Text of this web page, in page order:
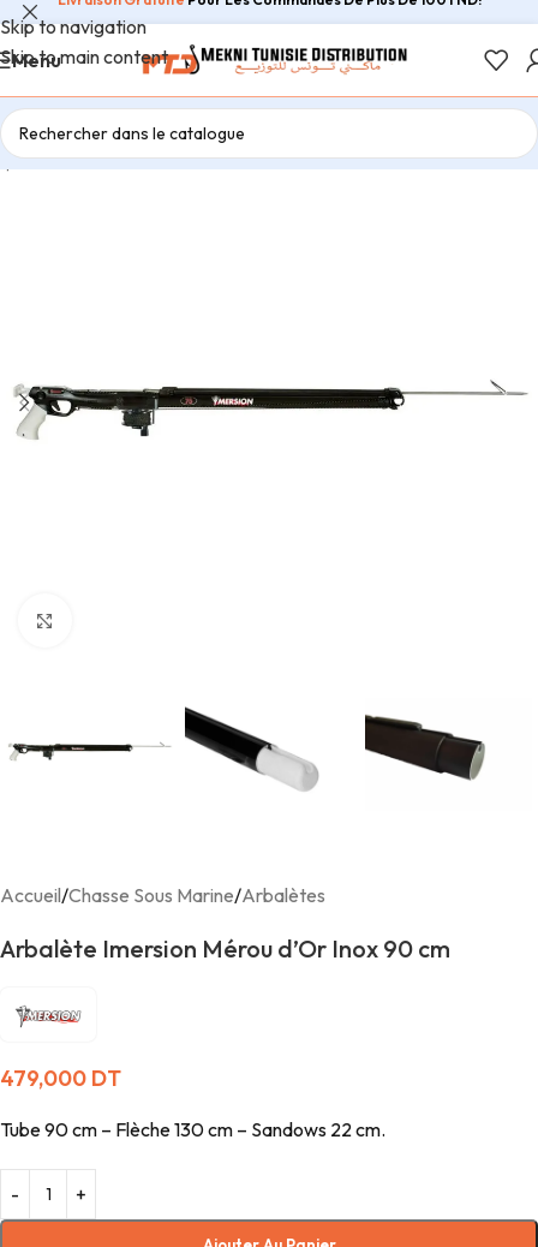
Skip to navigation
Skip to main content
Menu
Accueil/Chasse Sous Marine/Arbalètes
Arbalète Imersion Mérou d’Or Inox 90 cm
479,000 DT
Tube 90 cm – Flèche 130 cm – Sandows 22 cm.